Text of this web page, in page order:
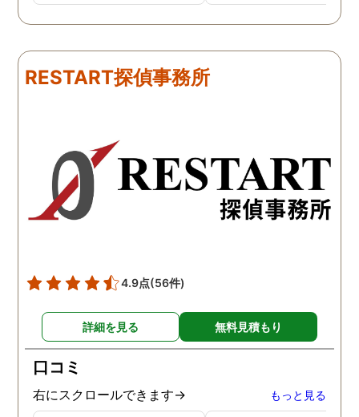
で、難しいかなと思ってい
たのですが、見事に探して
ました。うれしくてお互い
に涙の再会でした。 対応し
玉総合情報事務所さんに依
頼させていただき本当に良
かったです。
不倫の証拠集めを依頼し
くれました。探偵事務所
にも関わらず、相談員の
明な点が全くないほどし
かりと説明をしてくれま
た。調査では夫が不倫相
の自宅に頻繁に訪れる様
務所に関しても調べてく
ていて、周りの人たちの
かげで夫と離婚ができそ
RESTART探偵事務所
4.9点(56件)
詳細を見る 無料見積もり
口コミ
右にスクロールできます→ もっと見る